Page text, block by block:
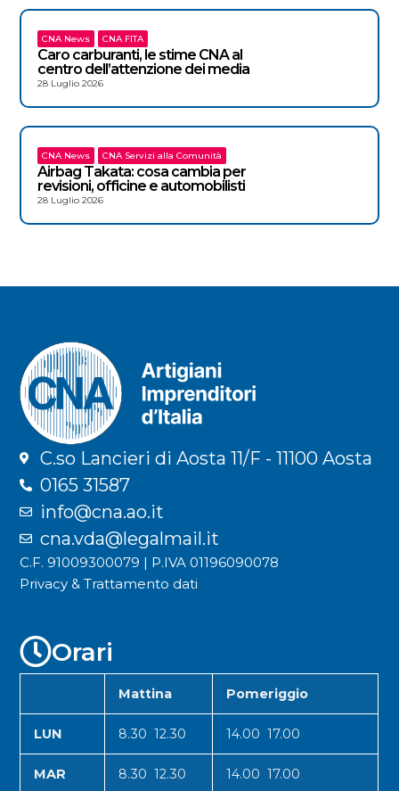
CNA News CNA FITA
Caro carburanti, le stime CNA al
centro dell’attenzione dei media
28 Luglio 2026
CNA News CNA Servizi alla Comunità
Airbag Takata: cosa cambia per
revisioni, officine e automobilisti
28 Luglio 2026
C.so Lancieri di Aosta 11/F - 11100 Aosta
0165 31587
info@cna.ao.it
cna.vda@legalmail.it
C.F. 91009300079 | P.IVA 01196090078
Privacy & Trattamento dati
Orari
Mattina Pomeriggio
LUN 8.30 12.30 14.00 17.00
MAR 8.30 12.30 14.00 17.00